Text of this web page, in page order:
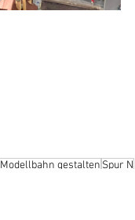
Modellbahn gestalten Spur N